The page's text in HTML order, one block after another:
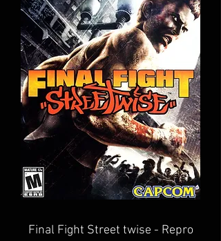
Final Fight Street twise - Repro